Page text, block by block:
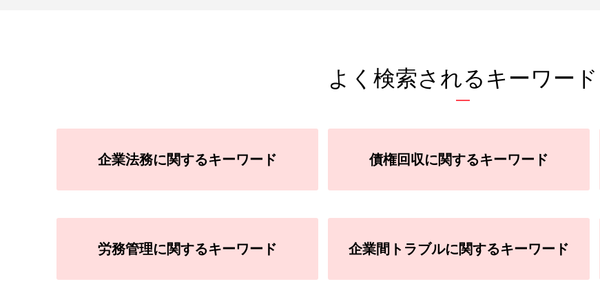
よく検索されるキーワード
企業法務に関するキーワード 債権回収に関するキーワード
労務管理に関するキーワード 企業間トラブルに関するキーワード